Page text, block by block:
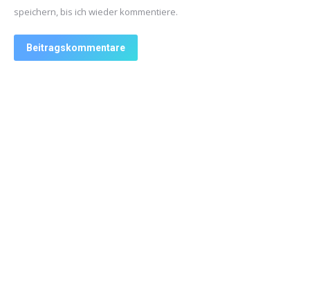
speichern, bis ich wieder kommentiere.
Beitragskommentare